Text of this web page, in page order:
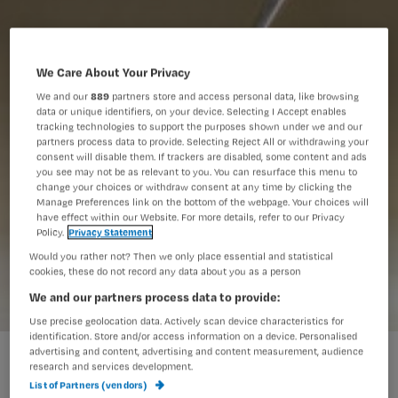
Twee schaaltjes yoghurt tegen blaaskanker
We Care About Your Privacy
We and our889 partners store and access personal data, like browsing
data or unique identifiers, on your device. Selecting I Accept enables
tracking technologies to support the purposes shown under we and our
partners process data to provide. Selecting Reject All or withdrawing your
consent will disable them. If trackers are disabled, some content and ads
you see may not be as relevant to you. You can resurface this menu to
change your choices or withdraw consent at any time by clicking the
Manage Preferences link on the bottom of the webpage. Your choices will
have effect within our Website. For more details, refer to our Privacy
Policy. Privacy Statement
Would you rather not? Then we only place essential and statistical
cookies, these do not record any data about you as a person
We and our partners process data to provide:
Use precise geolocation data. Actively scan device characteristics for
identification. Store and/or access information on a device. Personalised
advertising and content, advertising and content measurement, audience
research and services development.
List of Partners (vendors)